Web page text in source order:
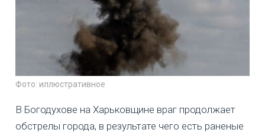
Фото: иллюстративное
В Богодухове на Харьковщине враг продолжает
обстрелы города, в результате чего есть раненые